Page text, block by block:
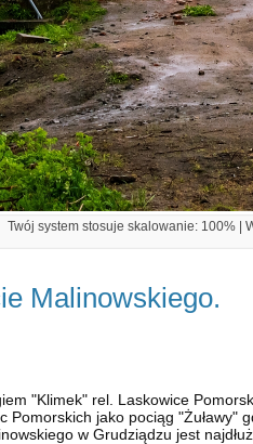
Twój system stosuje skalowanie: 100% |
Malinowskiego.
"Klimek" rel. Laskowice
Pomorskich jako pociąg "Żuławy"
w Grudziądzu jest